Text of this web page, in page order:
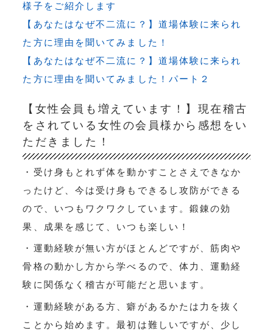
様子をご紹介します
【あなたはなぜ不二流に？】道場体験に来られ
た方に理由を聞いてみました！
【あなたはなぜ不二流に？】道場体験に来られ
た方に理由を聞いてみました！パート２
【女性会員も増えています！】現在稽古
をされている女性の会員様から感想をい
ただきました！
・受け身もとれず体を動かすことさえできなか
ったけど、今は受け身もできるし攻防ができる
ので、いつもワクワクしています。鍛錬の効
果、成果を感じて、いつも楽しい！
・運動経験が無い方がほとんどですが、筋肉や
骨格の動かし方から学べるので、体力、運動経
験に関係なく稽古が可能だと思います。
・運動経験がある方、癖があるかたは力を抜く
ことから始めます。最初は難しいですが、少し